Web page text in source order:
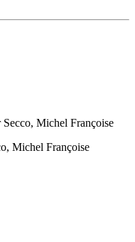
Michel Françoise
Michel Françoise